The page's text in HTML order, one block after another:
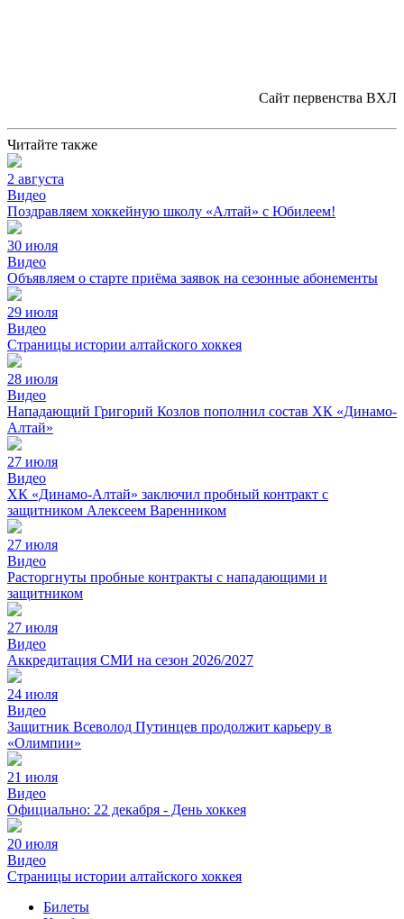
Сайт первенства ВХЛ
Читайте также
2 августа
Видео
Поздравляем хоккейную школу «Алтай» с Юбилеем!
30 июля
Видео
Объявляем о старте приёма заявок на сезонные абонементы
29 июля
Видео
Страницы истории алтайского хоккея
28 июля
Видео
Нападающий Григорий Козлов пополнил состав ХК «Динамо-
Алтай»
27 июля
Видео
ХК «Динамо-Алтай» заключил пробный контракт с
защитником Алексеем Варенником
27 июля
Видео
Расторгнуты пробные контракты с нападающими и
защитником
27 июля
Видео
Аккредитация СМИ на сезон 2026/2027
24 июля
Видео
Защитник Всеволод Путинцев продолжит карьеру в
«Олимпии»
21 июля
Видео
Официально: 22 декабря - День хоккея
20 июля
Видео
Страницы истории алтайского хоккея
Билеты